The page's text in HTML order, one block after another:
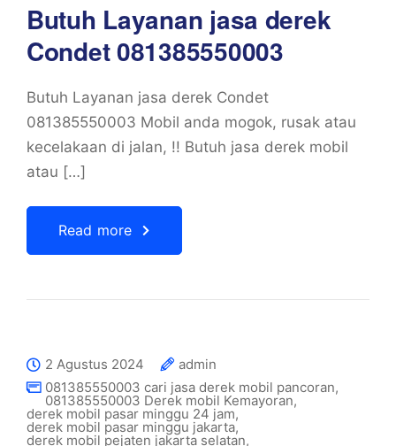
Butuh Layanan jasa derek
Condet 081385550003
Butuh Layanan jasa derek Condet
081385550003 Mobil anda mogok, rusak atau
kecelakaan di jalan, !! Butuh jasa derek mobil
atau […]
Read more
2 Agustus 2024
admin
081385550003 cari jasa derek mobil pancoran,
081385550003 Derek mobil Kemayoran,
derek mobil pasar minggu 24 jam,
derek mobil pasar minggu jakarta,
derek mobil pejaten jakarta selatan,